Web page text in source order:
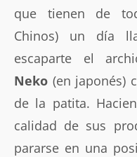
que tienen de
Chinos) un día
escaparte el
Neko (en japonés)
de la patita.
calidad de sus
pararse en una